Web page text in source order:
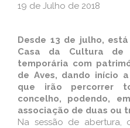
19 de Julho de 2018
Desde 13 de julho,
Casa da Cultura de
temporária com
de Aves, dando início
que irão percorrer
concelho, podendo,
associação de duas ou
Na sessão de abertura,